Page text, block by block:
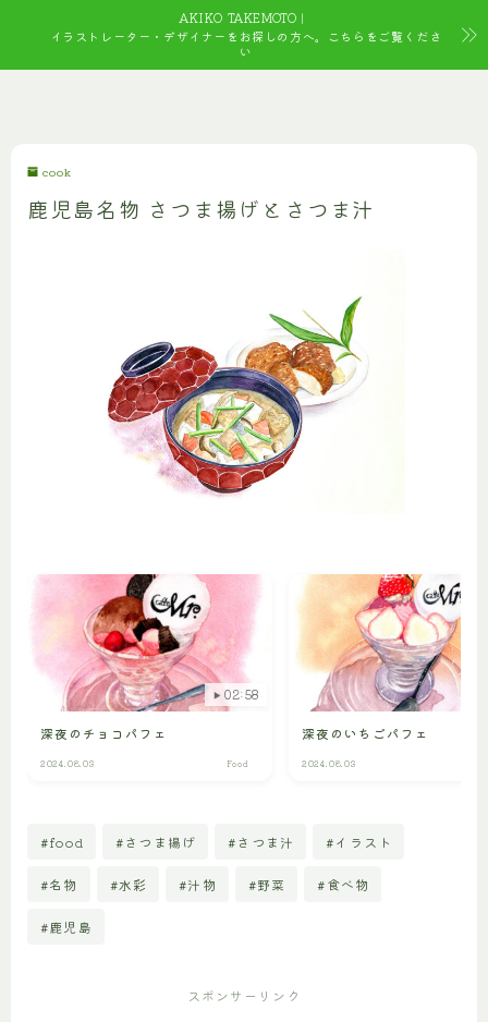
AKIKO TAKEMOTO｜
イラストレーター・デザイナーをお探しの方へ。こちらをご覧くださ
い
cook
鹿児島名物 さつま揚げとさつま汁
02:58
深夜のチョコパフェ
2024.08.03 Food
深夜のいちごパフェ
2024.08.03
#food #さつま揚げ #さつま汁 #イラスト
#名物 #水彩 #汁物 #野菜 #食べ物
#鹿児島
スポンサーリンク